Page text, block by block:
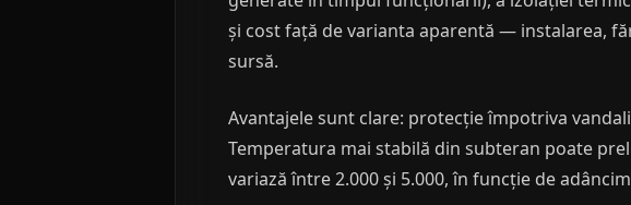
și cost față de varianta aparentă — instalarea,
sursă.
Avantajele sunt clare: protecție împotriva
Temperatura mai stabilă din subteran poate
variază între 2.000 și 5.000, în funcție de